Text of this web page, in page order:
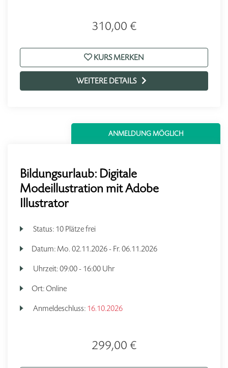
310,00 €
KURS MERKEN
WEITERE DETAILS
ANMELDUNG MÖGLICH
Bildungsurlaub: Digitale
Modeillustration mit Adobe
Illustrator
Status: 10 Plätze frei
Datum: Mo. 02.11.2026 - Fr. 06.11.2026
Uhrzeit:09:00 - 16:00 Uhr
Ort:Online
Anmeldeschluss: 16.10.2026
299,00 €